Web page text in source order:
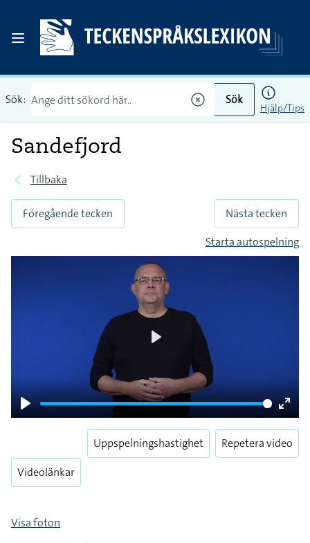
Sök: Sök
Hjälp/Tips
Sandefjord
Tillbaka
Föregående tecken
Nästa tecken
Starta autospelning
Play
Enter
Videolänkar
Uppspelningshastighet Repetera video
Visa foton